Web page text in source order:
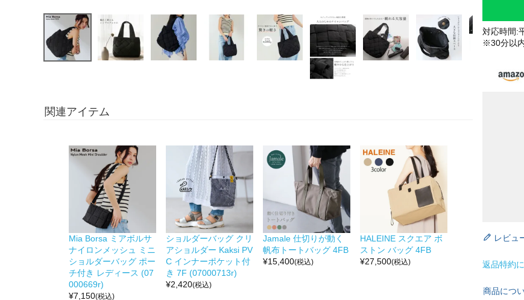
関連アイテム
Mia Borsa ミアボルサ
ナイロンメッシュ ミニ
ショルダーバッグ ポー
チ付き レディース (07
000669r)
¥7,150(税込)
ショルダーバッグ クリ
アショルダー Kaksi PV
C インナーポケット付
き 7F (07000713r)
¥2,420(税込)
Jamale 仕切りが動く
帆布トートバッグ 4FB
¥15,400(税込)
HALEINE スクエア ボ
ストン バッグ 4FB
¥27,500(税込)
対応時間:
※30分以
レビュ
返品特約
商品につ